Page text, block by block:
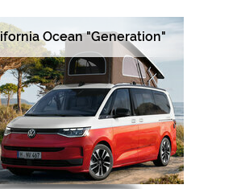
Ocean "Generation"